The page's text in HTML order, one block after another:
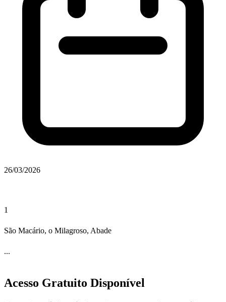
26/03/2026
1
São Macário, o Milagroso, Abade
...
Acesso Gratuito Disponível